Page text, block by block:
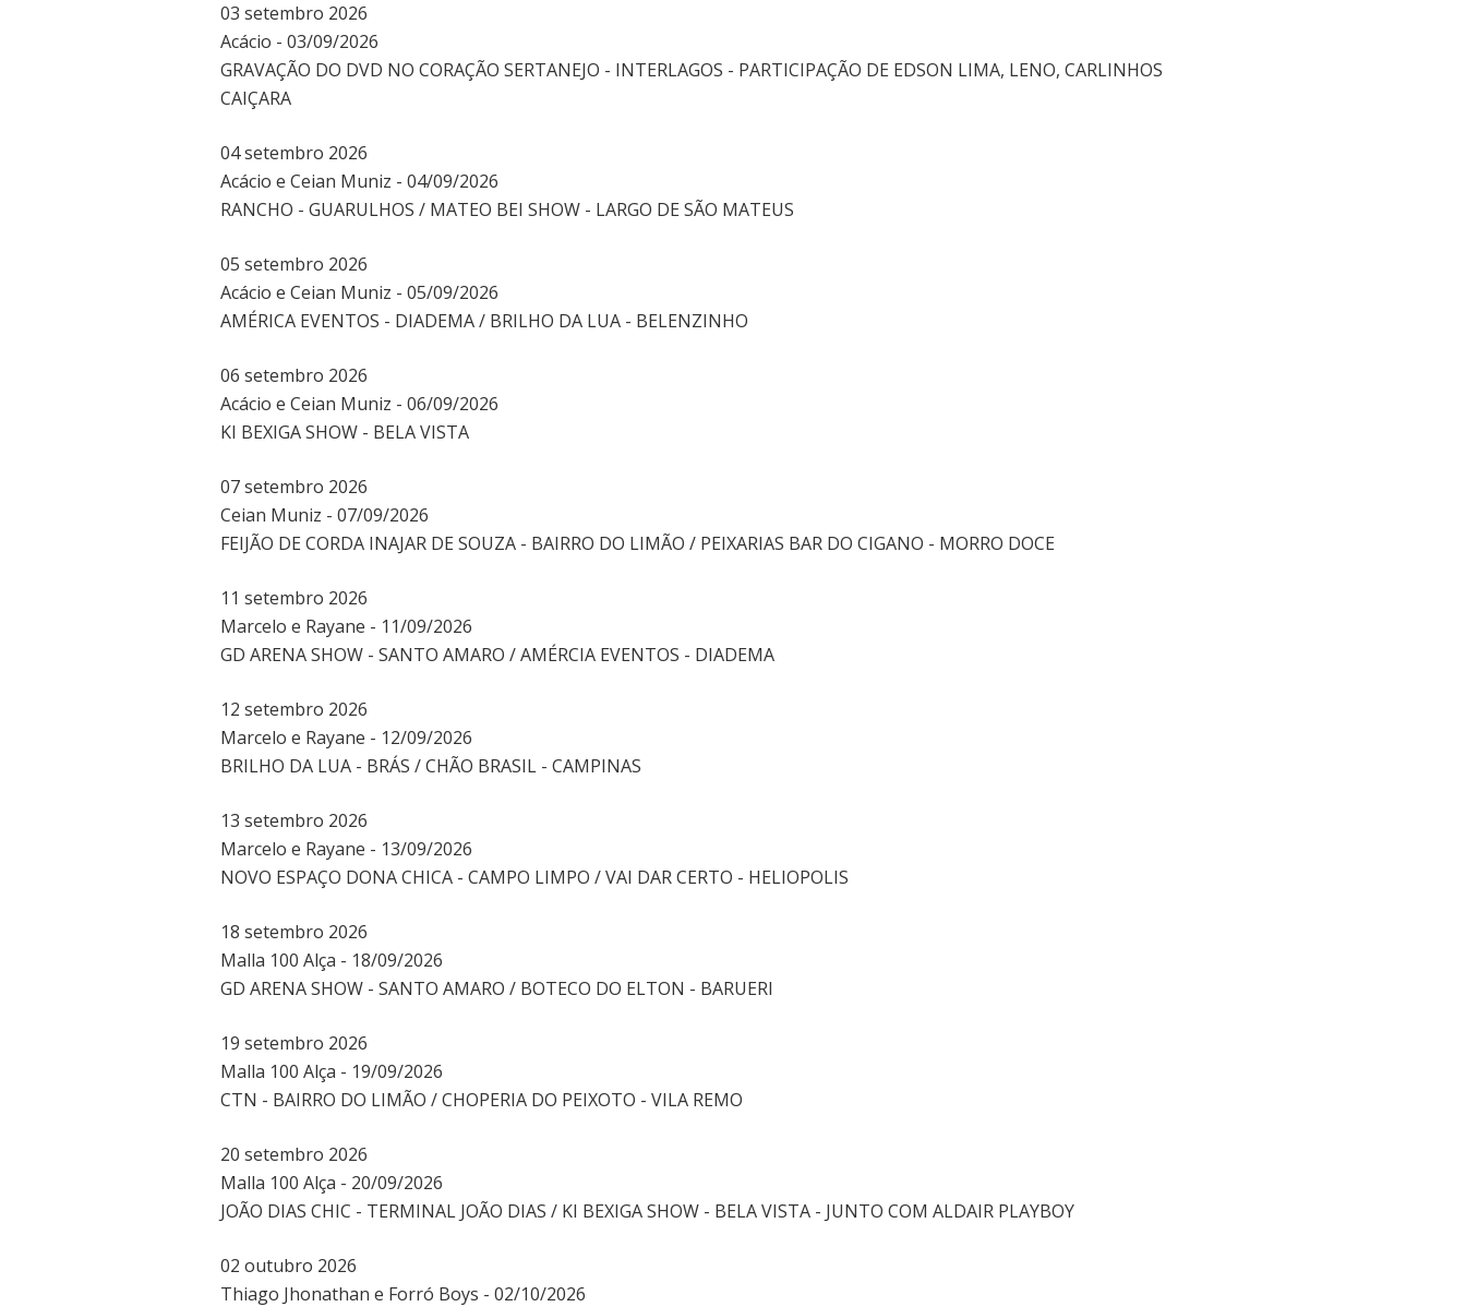
03 setembro 2026
Acácio - 03/09/2026
GRAVAÇÃO DO DVD NO CORAÇÃO SERTANEJO - INTERLAGOS - PARTICIPAÇÃO DE EDSON LIMA, LENO, CARLINHOS
CAIÇARA
04setembro 2026
Acácio e Ceian Muniz - 04/09/2026
RANCHO - GUARULHOS / MATEO BEI SHOW - LARGO DE SÃO MATEUS
05 setembro 2026
Acácio e Ceian Muniz - 05/09/2026
AMÉRICA EVENTOS - DIADEMA / BRILHO DA LUA - BELENZINHO
06 setembro 2026
Acácio e Ceian Muniz - 06/09/2026
KI BEXIGA SHOW - BELA VISTA
07setembro 2026
Ceian Muniz - 07/09/2026
FEIJÃO DE CORDA INAJAR DE SOUZA - BAIRRO DO LIMÃO / PEIXARIAS BAR DO CIGANO - MORRO DOCE
11 setembro 2026
Marcelo e Rayane - 11/09/2026
GD ARENA SHOW - SANTO AMARO / AMÉRCIA EVENTOS - DIADEMA
12 setembro 2026
Marcelo e Rayane - 12/09/2026
BRILHO DA LUA - BRÁS / CHÃO BRASIL - CAMPINAS
13 setembro 2026
Marcelo e Rayane - 13/09/2026
NOVO ESPAÇO DONA CHICA - CAMPO LIMPO / VAI DAR CERTO - HELIOPOLIS
18 setembro 2026
Malla 100 Alça - 18/09/2026
GD ARENA SHOW - SANTO AMARO / BOTECO DO ELTON - BARUERI
19 setembro 2026
Malla 100 Alça - 19/09/2026
CTN - BAIRRO DO LIMÃO / CHOPERIA DO PEIXOTO - VILA REMO
20 setembro 2026
Malla 100 Alça - 20/09/2026
JOÃO DIAS CHIC - TERMINAL JOÃO DIAS / KI BEXIGA SHOW - BELA VISTA - JUNTO COM ALDAIR PLAYBOY
02 outubro 2026
Thiago Jhonathan e Forró Boys - 02/10/2026